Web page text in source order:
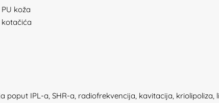
koža
IPL-a, SHR-a, radiofrekvencija, kavitacija,